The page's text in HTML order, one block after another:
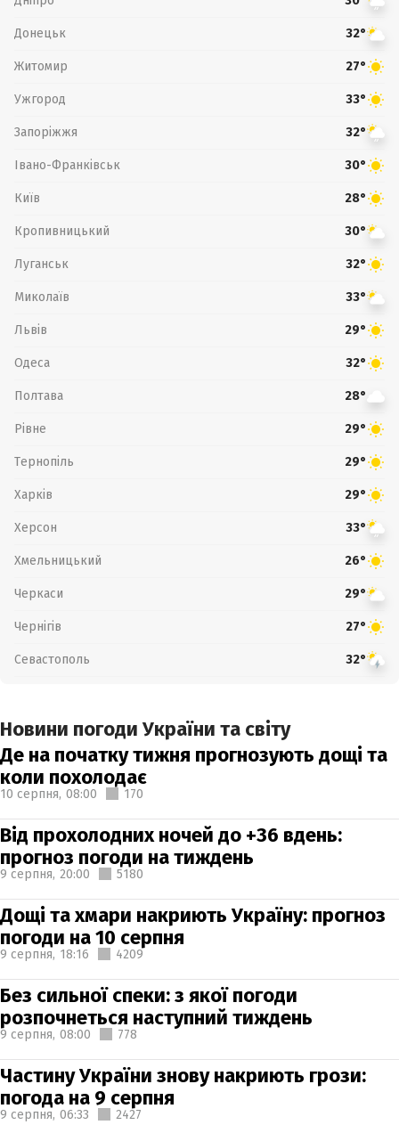
Донецьк 32°
Житомир 27°
Ужгород 33°
Запоріжжя 32°
Івано-Франківськ 30°
Київ 28°
Кропивницький 30°
Луганськ 32°
Миколаїв 33°
Львів 29°
Одеса 32°
Полтава 28°
Рівне 29°
Тернопіль 29°
Харків 29°
Херсон 33°
Хмельницький 26°
Черкаси 29°
Чернігів 27°
Севастополь 32°
Новини погоди України та світу
Де на початку тижня прогнозують дощі та
коли похолодає
10 серпня, 08:00 170
Від прохолодних ночей до +36 вдень:
прогноз погоди на тиждень
9 серпня, 20:00 5180
Дощі та хмари накриють Україну: прогноз
погоди на 10 серпня
9 серпня, 18:16 4209
Без сильної спеки: з якої погоди
розпочнеться наступний тиждень
9 серпня, 08:00 778
Частину України знову накриють грози:
погода на 9 серпня
9 серпня, 06:33 2427